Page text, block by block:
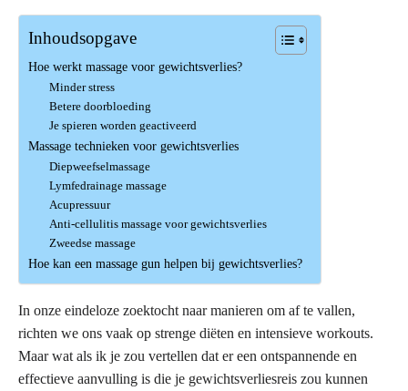
Inhoudsopgave
Hoe werkt massage voor gewichtsverlies?
Minder stress
Betere doorbloeding
Je spieren worden geactiveerd
Massage technieken voor gewichtsverlies
Diepweefselmassage
Lymfedrainage massage
Acupressuur
Anti-cellulitis massage voor gewichtsverlies
Zweedse massage
Hoe kan een massage gun helpen bij gewichtsverlies?
In onze eindeloze zoektocht naar manieren om af te vallen,
richten we ons vaak op strenge diëten en intensieve workouts.
Maar wat als ik je zou vertellen dat er een ontspannende en
effectieve aanvulling is die je gewichtsverliesreis zou kunnen